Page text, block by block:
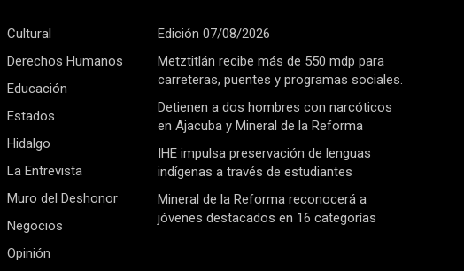
Cultural
Derechos Humanos
Educación
Estados
Hidalgo
La Entrevista
Muro del Deshonor
Negocios
Opinión
Edición 07/08/2026
Metztitlán recibe más de 550 mdp para
carreteras, puentes y programas sociales.
Detienen a dos hombres con narcóticos
en Ajacuba y Mineral de la Reforma
IHE impulsa preservación de lenguas
indígenas a través de estudiantes
Mineral de la Reforma reconocerá a
jóvenes destacados en 16 categorías